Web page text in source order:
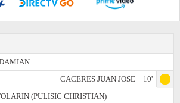
CACERES JUAN JOSE
10'
(PULISIC CHRISTIAN)